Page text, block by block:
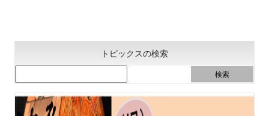
トピックスの検索